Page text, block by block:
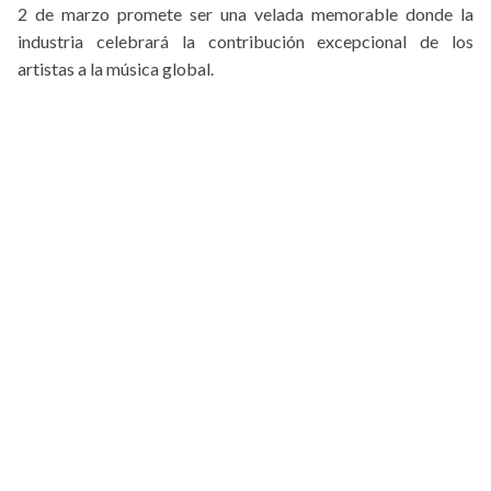
2 de marzo promete ser una velada memorable donde la
industria celebrará la contribución excepcional de los
artistas a la música global.